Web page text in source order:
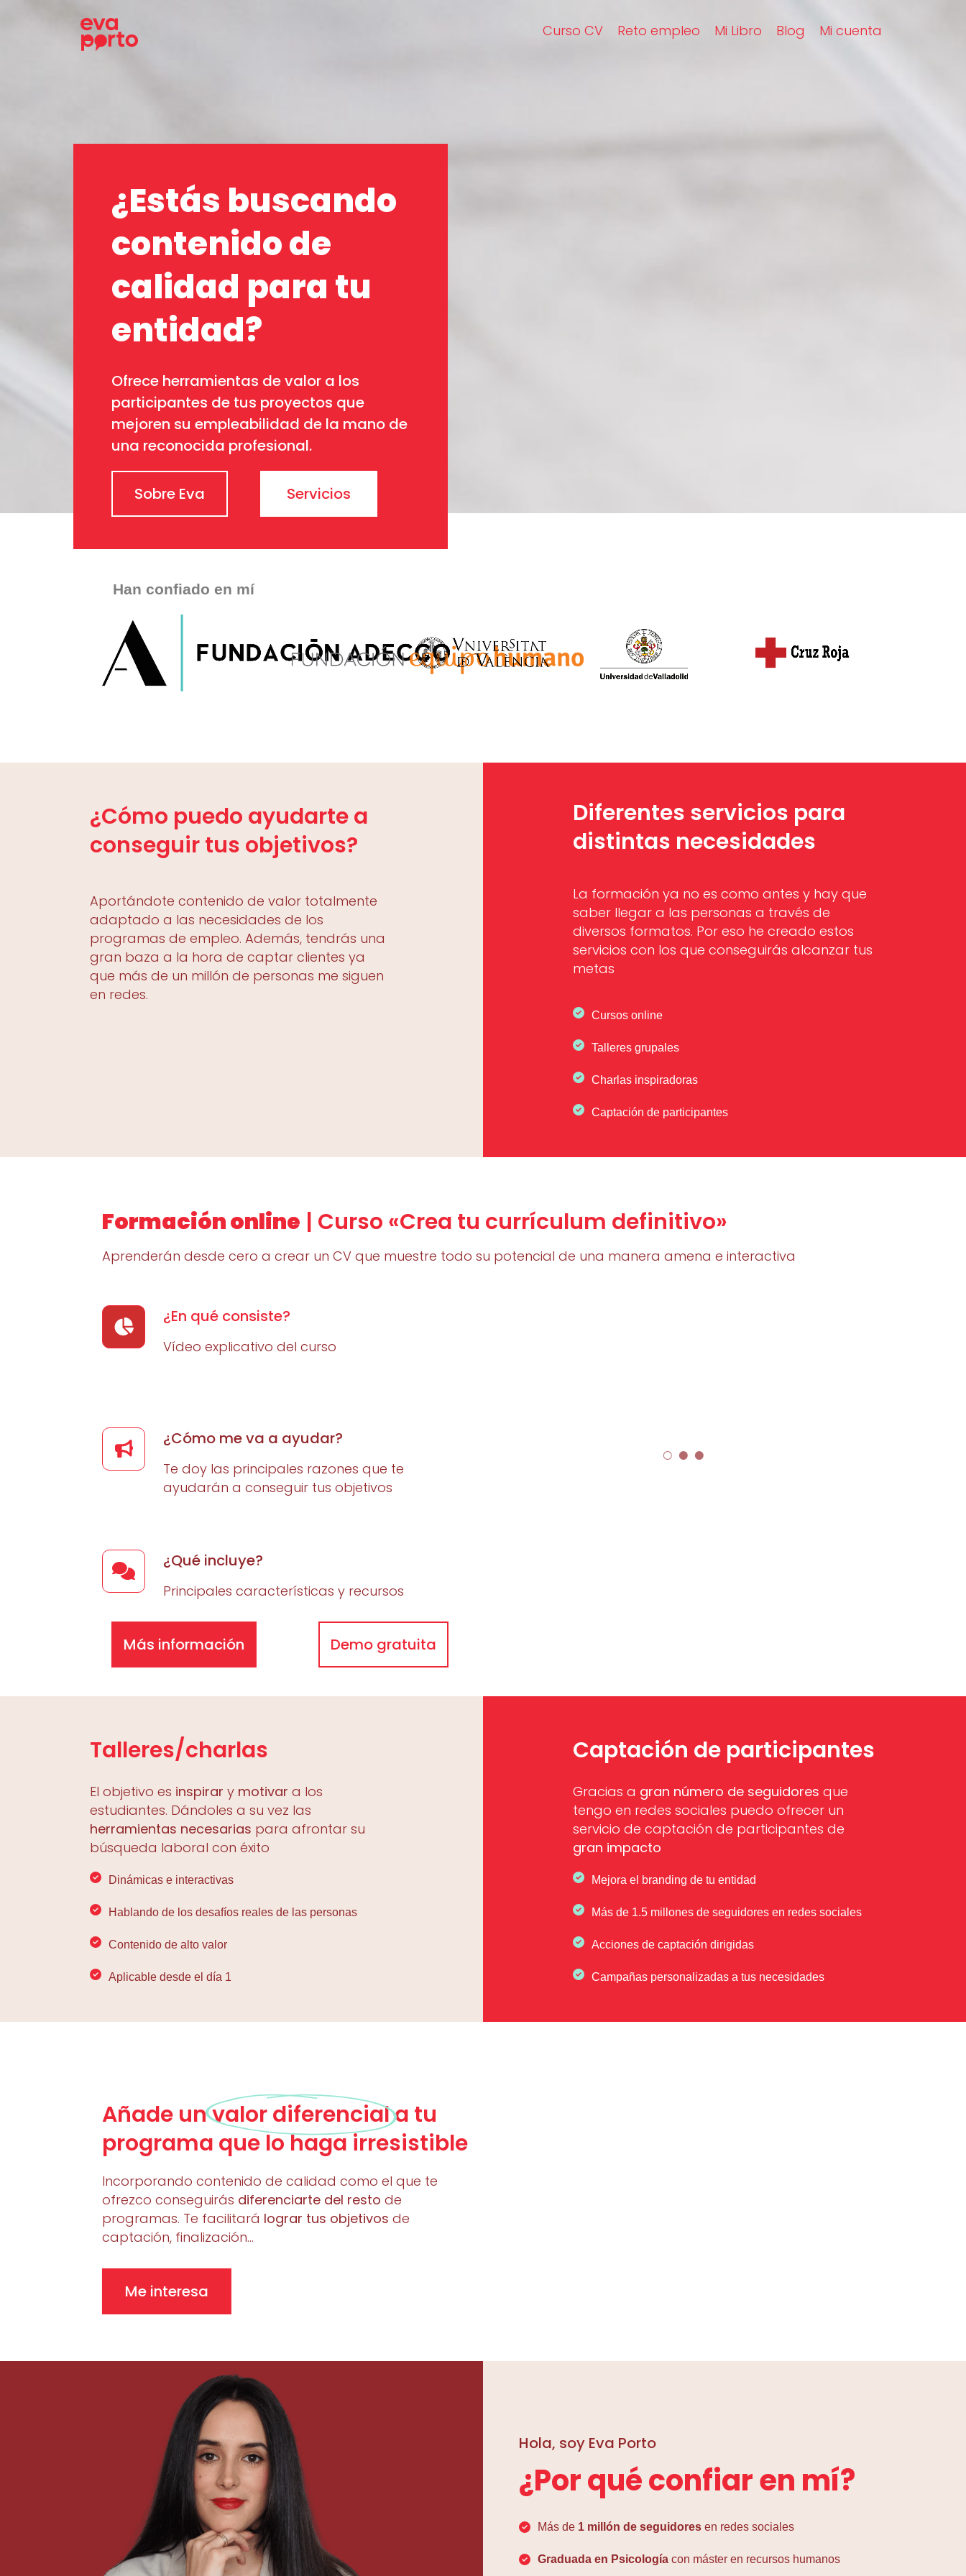
Curso CV Reto empleo Mi Libro Blog Mi cuenta
¿Estás buscando
contenido de
calidad para tu
entidad?
Ofrece herramientas de valor a los
participantes de tus proyectos que
mejoren su empleabilidad de la mano de
una reconocida profesional.
Sobre Eva Servicios
Han confiado en mí
¿Cómo puedo ayudarte a
conseguir tus objetivos?
Aportándote contenido de valor totalmente
adaptado a las necesidades de los
programas de empleo. Además, tendrás una
gran baza a la hora de captar clientes ya
que más de un millón de personas me siguen
en redes.
Diferentes servicios para
distintas necesidades
La formación ya no es como antes y hay que
saber llegar a las personas a través de
diversos formatos. Por eso he creado estos
servicios con los que conseguirás alcanzar tus
metas
Cursos online
Talleres grupales
Charlas inspiradoras
Captación de participantes
Formación online | Curso «Crea tu currículum definitivo»
Aprenderán desde cero a crear un CV que muestre todo su potencial de una manera amena e interactiva
¿En qué consiste?
Vídeo explicativo del curso
¿Cómo me va a ayudar?
Te doy las principales razones que te
ayudarán a conseguir tus objetivos
¿Qué incluye?
Principales características y recursos
Más información Demo gratuita
Talleres/charlas
El objetivo es inspirar y motivar a los
estudiantes. Dándoles a su vez las
herramientas necesarias para afrontar su
búsqueda laboral con éxito
Dinámicas e interactivas
Hablando de los desafíos reales de las personas
Contenido de alto valor
Aplicable desde el día 1
Captación de participantes
Gracias a gran número de seguidores que
tengo en redes sociales puedo ofrecer un
servicio de captación de participantes de
gran impacto
Mejora el branding de tu entidad
Más de 1.5 millones de seguidores en redes sociales
Acciones de captación dirigidas
Campañas personalizadas a tus necesidades
Añade unvalor diferenciala tu
programa que lo haga irresistible
Incorporando contenido de calidad como el que te
ofrezco conseguirás diferenciarte del resto de
programas. Te facilitará lograr tus objetivos de
captación, finalización…
Me interesa
Hola, soy Eva Porto
¿Por qué confiar en mí?
Más de 1 millón de seguidores en redes sociales
Graduada en Psicología con máster en recursos humanos